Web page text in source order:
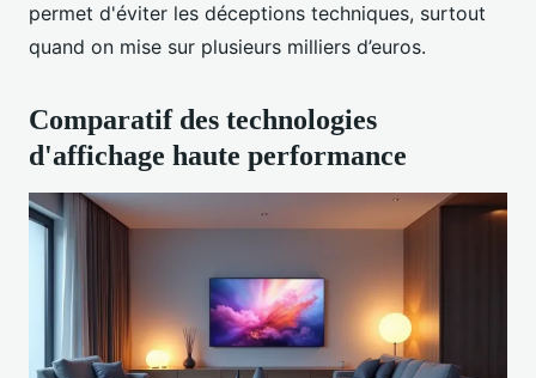
permet d'éviter les déceptions techniques, surtout
quand on mise sur plusieurs milliers d’euros.
Comparatif des technologies
d'affichage haute performance